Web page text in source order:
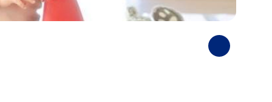
Photos
suivantes